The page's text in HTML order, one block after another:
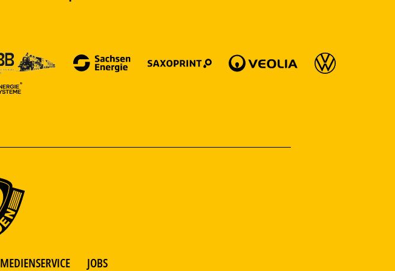
MEDIENSERVICE JOBS